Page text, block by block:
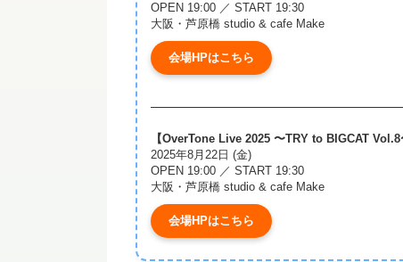
OPEN 19:00 ／ START 19:30
大阪・芦原橋 studio & cafe Make
会場HPはこちら
【OverTone Live 2025 〜TRY to BIGCAT Vol.8
2025年8月22日 (金)
OPEN 19:00 ／ START 19:30
大阪・芦原橋 studio & cafe Make
会場HPはこちら